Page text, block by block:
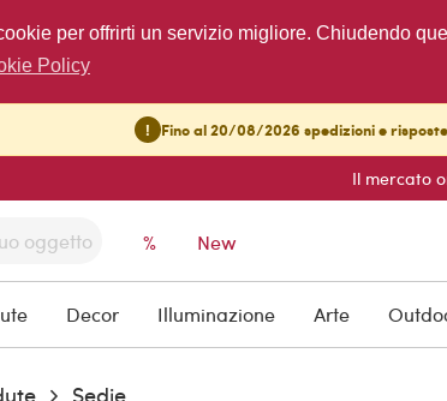
per offrirti un servizio migliore. Chiudendo
Policy
! Fino al 20/08/2026 spedizioni e
Il mercato
% New
Decor Illuminazione Arte
Sedie